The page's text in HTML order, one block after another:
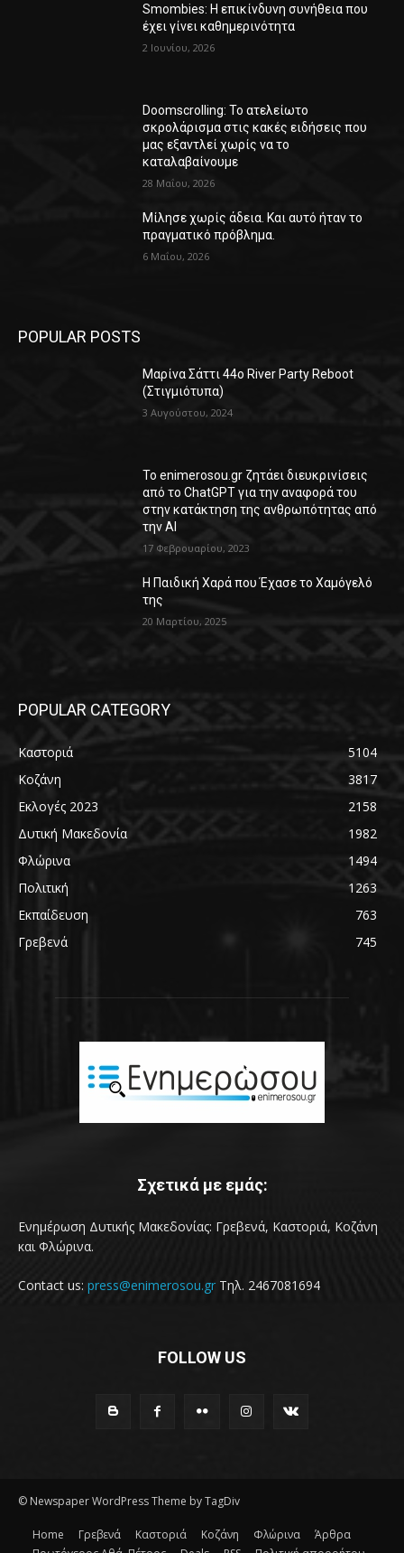
Smombies: Η επικίνδυνη συνήθεια που
έχει γίνει καθημερινότητα
2 Ιουνίου, 2026
Doomscrolling: Το ατελείωτο
σκρολάρισμα στις κακές ειδήσεις που
μας εξαντλεί χωρίς να το
καταλαβαίνουμε
28 Μαΐου, 2026
Μίλησε χωρίς άδεια. Και αυτό ήταν το
πραγματικό πρόβλημα.
6 Μαΐου, 2026
POPULAR POSTS
Μαρίνα Σάττι 44o River Party Reboot
(Στιγμιότυπα)
3 Αυγούστου, 2024
Το enimerosou.gr ζητάει διευκρινίσεις
από το ChatGPT για την αναφορά του
στην κατάκτηση της ανθρωπότητας από
την AI
17 Φεβρουαρίου, 2023
Η Παιδική Χαρά που Έχασε το Χαμόγελό
της
20 Μαρτίου, 2025
POPULAR CATEGORY
Καστοριά
5104
Κοζάνη
3817
Εκλογές 2023
2158
Δυτική Μακεδονία
1982
Φλώρινα
1494
Πολιτική
1263
Εκπαίδευση
763
Γρεβενά
745
Σχετικά με εμάς:
Ενημέρωση Δυτικής Μακεδονίας: Γρεβενά, Καστοριά, Κοζάνη
και Φλώρινα.
Contact us: press@enimerosou.gr Τηλ. 2467081694
FOLLOW US
© Newspaper WordPress Theme by TagDiv
Home Γρεβενά Καστοριά Κοζάνη Φλώρινα
Άρθρα